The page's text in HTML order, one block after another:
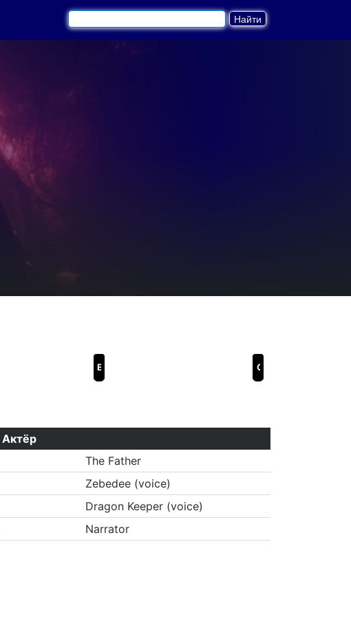
Актёр
The Father
Zebedee (voice)
Dragon Keeper (voice)
Narrator